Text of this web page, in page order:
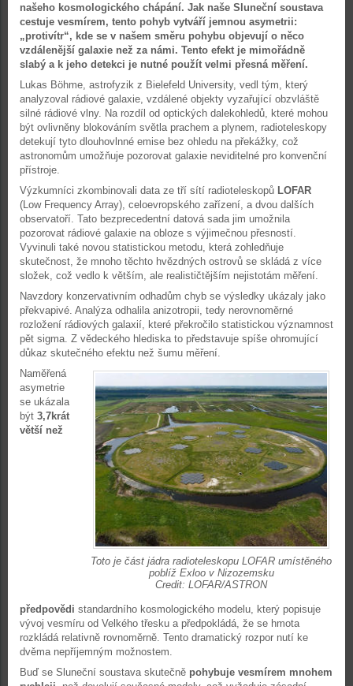
našeho kosmologického chápání. Jak naše Sluneční soustava
cestuje vesmírem, tento pohyb vytváří jemnou asymetrii:
„protivítr“, kde se v našem směru pohybu objevují o něco
vzdálenější galaxie než za námi. Tento efekt je mimořádně
slabý a k jeho detekci je nutné použít velmi přesná měření.
Lukas Böhme, astrofyzik z Bielefeld University, vedl tým, který
analyzoval rádiové galaxie, vzdálené objekty vyzařující obzvláště
silné rádiové vlny. Na rozdíl od optických dalekohledů, které mohou
být ovlivněny blokováním světla prachem a plynem, radioteleskopy
detekují tyto dlouhovlnné emise bez ohledu na překážky, což
astronomům umožňuje pozorovat galaxie neviditelné pro konvenční
přístroje.
Výzkumníci zkombinovali data ze tří sítí radioteleskopů LOFAR
(Low Frequency Array), celoevropského zařízení, a dvou dalších
observatoří. Tato bezprecedentní datová sada jim umožnila
pozorovat rádiové galaxie na obloze s výjimečnou přesností.
Vyvinuli také novou statistickou metodu, která zohledňuje
skutečnost, že mnoho těchto hvězdných ostrovů se skládá z více
složek, což vedlo k větším, ale realističtějším nejistotám měření.
Navzdory konzervativním odhadům chyb se výsledky ukázaly jako
překvapivé. Analýza odhalila anizotropii, tedy nerovnoměrné
rozložení rádiových galaxií, které překročilo statistickou významnost
pět sigma. Z vědeckého hlediska to představuje spíše ohromující
důkaz skutečného efektu než šumu měření.
Toto je část jádra radioteleskopu LOFAR umístěného
poblíž Exloo v Nizozemsku
Credit: LOFAR/ASTRON
Naměřená
asymetrie
se ukázala
být 3,7krát
větší než
předpovědi standardního kosmologického modelu, který popisuje
vývoj vesmíru od Velkého třesku a předpokládá, že se hmota
rozkládá relativně rovnoměrně. Tento dramatický rozpor nutí ke
dvěma nepříjemným možnostem.
Buď se Sluneční soustava skutečně pohybuje vesmírem mnohem